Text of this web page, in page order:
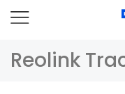
Reolink